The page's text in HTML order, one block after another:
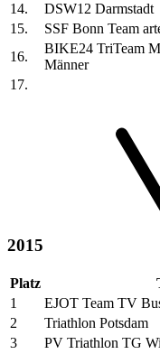
14.
DSW12 Darmstadt
15.
SSF Bonn Team
16.
BIKE24 TriTeam
Männer
17.
2015
Platz
1
EJOT Team TV
2
Triathlon Potsdam
3
PV Triathlon TG